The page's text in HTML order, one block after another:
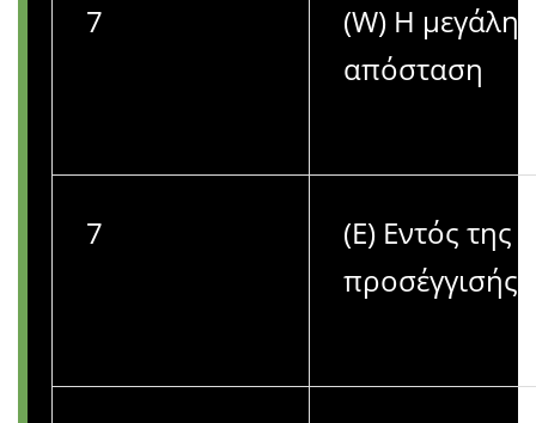
7
(W) Η μεγάλη
απόσταση
7
(Ε) Εντός της
προσέγγισής